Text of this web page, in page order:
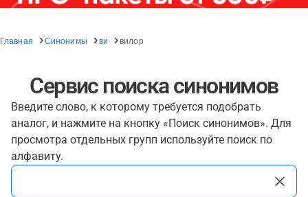
Главная Синонимы ви вилор
Сервис поиска синонимов
Введите слово, к которому требуется подобрать
аналог, и нажмите на кнопку «Поиск синонимов». Для
просмотра отдельных групп используйте поиск по
алфавиту.